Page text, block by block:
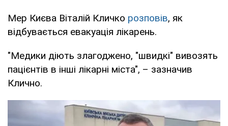
Мер Києва Віталій Кличко розповів, як
відбувається евакуація лікарень.
"Медики діють злагоджено, "швидкі" вивозять
пацієнтів в інші лікарні міста", – зазначив
Клично.